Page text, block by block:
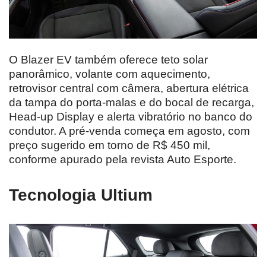
O Blazer EV também oferece teto solar
panorâmico, volante com aquecimento,
retrovisor central com câmera, abertura elétrica
da tampa do porta-malas e do bocal de recarga,
Head-up Display e alerta vibratório no banco do
condutor. A pré-venda começa em agosto, com
preço sugerido em torno de R$ 450 mil,
conforme apurado pela revista Auto Esporte.
Tecnologia Ultium